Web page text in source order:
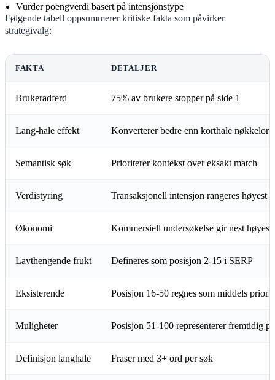
Vurder poengverdi basert på intensjonstype
Følgende tabell oppsummerer kritiske fakta som påvirker
strategivalg:
FAKTA DETALJER
Brukeradferd 75% av brukere stopper på side 1
Lang-hale effekt Konverterer bedre enn korthale nøkkelord
Semantisk søk Prioriterer kontekst over eksakt match
Verdistyring Transaksjonell intensjon rangeres høyest
Økonomi Kommersiell undersøkelse gir nest høyest
Lavthengende frukt Defineres som posisjon 2-15 i SERP
Eksisterende Posisjon 16-50 regnes som middels
Muligheter Posisjon 51-100 representerer fremtidig
Definisjon langhale Fraser med 3+ ord per søk